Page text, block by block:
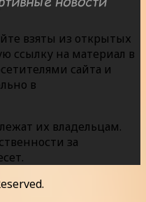
взяты из открытых
ссылку на материал в
сайта и
в
их владельцам.
за